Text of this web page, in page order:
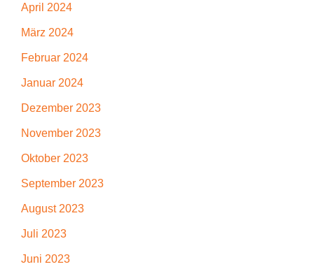
April 2024
März 2024
Februar 2024
Januar 2024
Dezember 2023
November 2023
Oktober 2023
September 2023
August 2023
Juli 2023
Juni 2023